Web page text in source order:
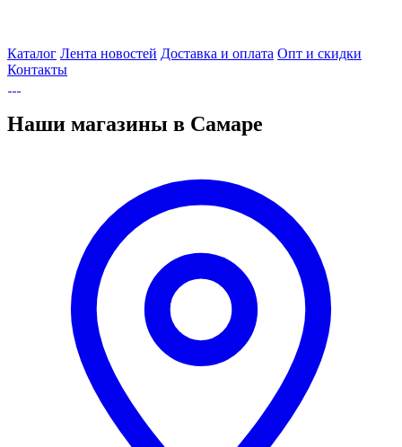
Каталог Лента новостей Доставка и оплата Опт и скидки
Контакты
Наши магазины в Самаре